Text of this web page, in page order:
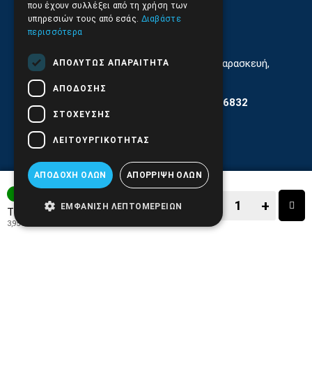
Τιμή: 4,90€
3,95€
+
210.9566.402
Email:info@pds.com.gr
Εξυπηρέτηση Κοινού Δευτέρα έως Παρασκευή,
Αρ. ΓΕΜΗ 6204101000 | Αρ. ΕΜΠΑ 6832
που έχουν συλλέξει από τη χρήση των
υπηρεσιών τους από εσάς. Διαβάστε
περισσότερα
ΑΠΟΛΎΤΩΣ ΑΠΑΡΑΊΤΗΤΑ
ΑΠΌΔΟΣΗΣ
ΣΤΌΧΕΥΣΗΣ
ΛΕΙΤΟΥΡΓΙΚΌΤΗΤΑΣ
ΑΠΟΔΟΧΉ ΌΛΩΝ ΑΠΌΡΡΙΨΗ ΌΛΩΝ
ΕΜΦΆΝΙΣΗ ΛΕΠΤΟΜΕΡΕΙΏΝ